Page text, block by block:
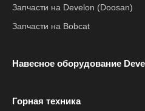
Запчасти на Develon (Doosan)
Запчасти на Bobcat
Навесное оборудование
Горная техника